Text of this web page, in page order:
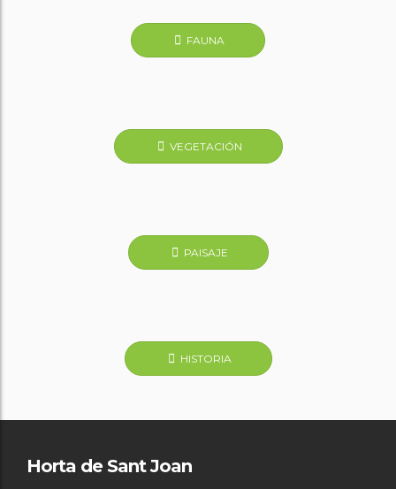
FAUNA
VEGETACIÓN
PAISAJE
HISTORIA
Horta de Sant Joan